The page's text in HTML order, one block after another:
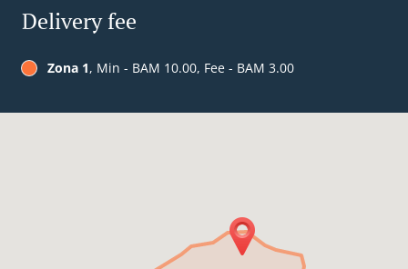
Delivery fee
Zona 1, Min - BAM 10.00, Fee - BAM 3.00